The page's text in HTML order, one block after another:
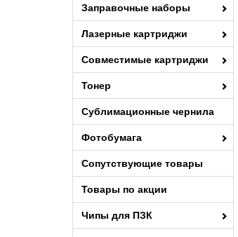
Заправочные наборы
Лазерные картриджи
Совместимые картриджи
Тонер
Сублимационные чернила
Фотобумага
Сопутствующие товары
Товары по акции
Чипы для ПЗК